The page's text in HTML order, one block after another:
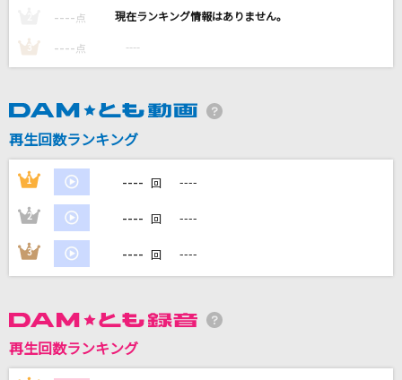
スピッツ
L'Arc-en-Ciel
告白
RADWIMPS
HELLO
Official髭男dism
aiko
キスハグ侵略者！
---- 点 ----
3 ---- 点 ----
再生回数ランキング
1 ---- 回 ----
2 ---- 回 ----
3 ---- 回 ----
再生回数ランキング